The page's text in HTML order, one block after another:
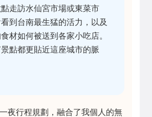
走訪水仙宮市場或東菜市
到台南最生猛的活力，以及
材如何被送到各家小吃店。
點都更貼近這座城市的脈
夜行程規劃，融合了我個人的無